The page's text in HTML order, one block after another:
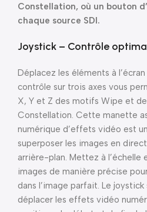
Constellation, où un bouton
chaque source SDI.
Joystick – Contrôle
Déplacez les éléments à
contrôle sur trois axes vous
X, Y et Z des motifs Wipe et
Constellation. Cette manette
numérique d’effets vidéo est
superposer les images en
arrière-plan. Mettez à l’échelle
images de manière précise
dans l’image parfait. Le
déplacer les effets vidéo